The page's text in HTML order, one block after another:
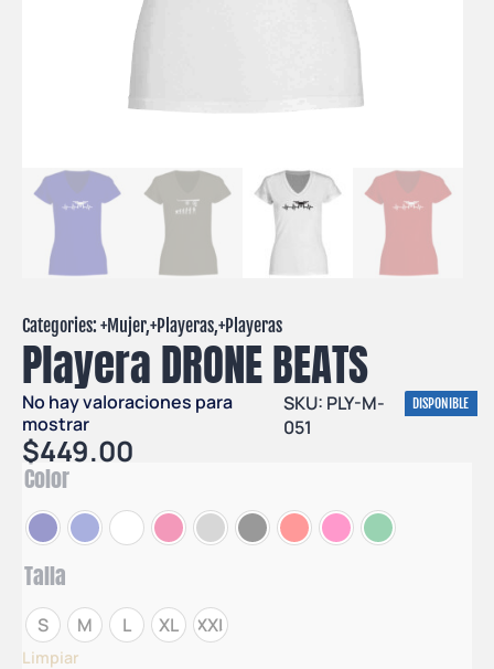
Categories: +Mujer,+Playeras,+Playeras
Playera DRONE BEATS
No hay valoraciones para
mostrar
SKU: PLY-M-
051
DISPONIBLE
$449.00
Color
Talla
S M L XL XXL
Limpiar